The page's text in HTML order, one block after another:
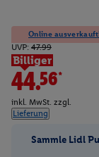
Online
UVP: 47.99
Billiger
44.56*
inkl. MwSt. zzgl.
Lieferung
Sammle Lidl